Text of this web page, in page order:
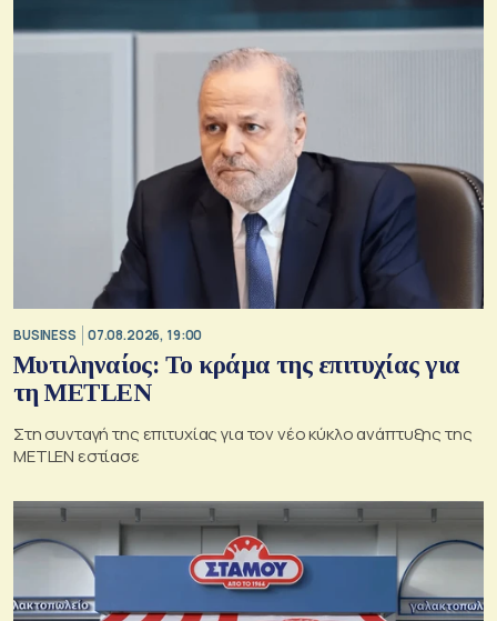
BUSINESS 07.08.2026, 19:00
Μυτιληναίος: Το κράμα της επιτυχίας για
τη METLEN
Στη συνταγή της επιτυχίας για τον νέο κύκλο ανάπτυξης της
METLEN εστίασε